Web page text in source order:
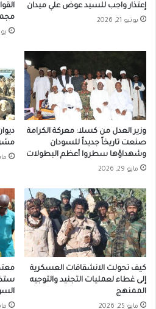
إعتذار واجب للسيد عوض علي ميدان
يونيو 21, 2026
وزير العدل من كسلا: معركة الكرامة
صنعت تاريخاً جديداً للسودان
وشهداؤها سطروا أعظم البطولات
مايو 29, 2026
مشروع
مايو
كيف تحولت الانشقاقات العسكرية
إلى غطاء لعمليات التجنيد والتوجيه
الممنهج
مايو 25, 2026 مايو